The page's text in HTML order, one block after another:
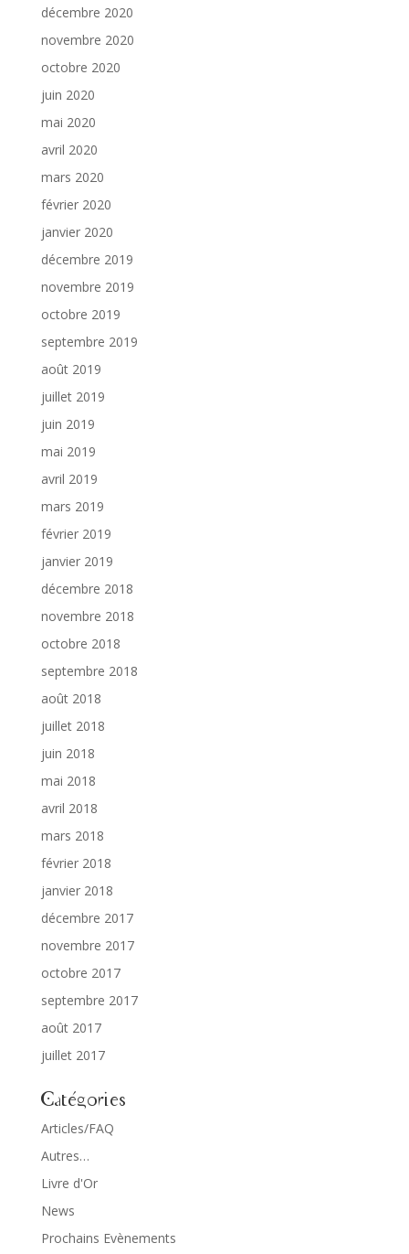
décembre 2020
novembre 2020
octobre 2020
juin 2020
mai 2020
avril 2020
mars 2020
février 2020
janvier 2020
décembre 2019
novembre 2019
octobre 2019
septembre 2019
août 2019
juillet 2019
juin 2019
mai 2019
avril 2019
mars 2019
février 2019
janvier 2019
décembre 2018
novembre 2018
octobre 2018
septembre 2018
août 2018
juillet 2018
juin 2018
mai 2018
avril 2018
mars 2018
février 2018
janvier 2018
décembre 2017
novembre 2017
octobre 2017
septembre 2017
août 2017
juillet 2017
Catégories
Articles/FAQ
Autres…
Livre d'Or
News
Prochains Evènements